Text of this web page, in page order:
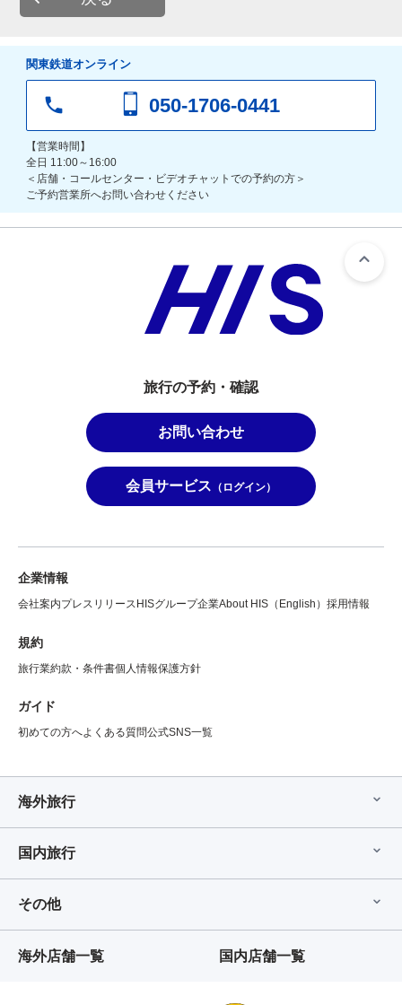
関東鉄道オンライン
050-1706-0441
【営業時間】
全日 11:00～16:00
＜店舗・コールセンター・ビデオチャットでの予約の方＞
ご予約営業所へお問い合わせください
旅行の予約・確認
お問い合わせ
会員サービス （ログイン）
企業情報
会社案内プレスリリース HISグループ企業About HIS（English） 採用情報
規約
旅行業約款・条件書個人情報保護方針
ガイド
初めての方へよくある質問公式SNS一覧
海外旅行
国内旅行
その他
海外店舗一覧 国内店舗一覧